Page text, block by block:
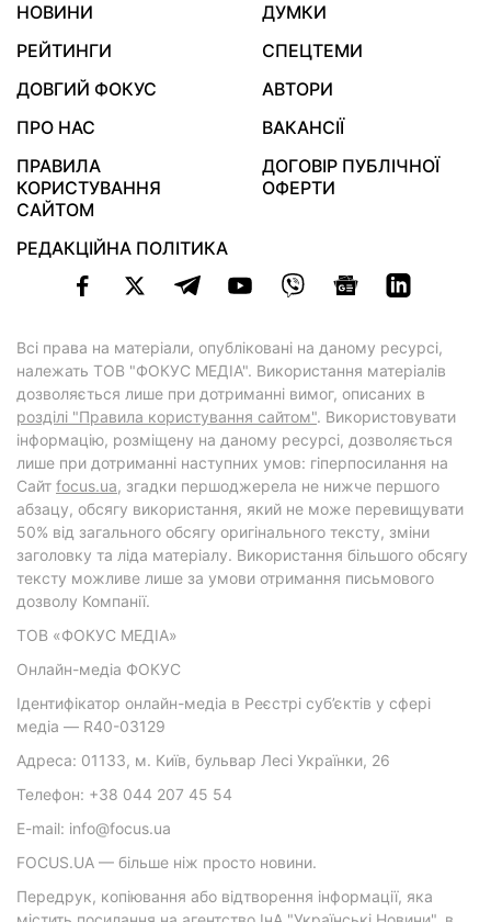
НОВИНИ
ДУМКИ
РЕЙТИНГИ
СПЕЦТЕМИ
ДОВГИЙ ФОКУС
АВТОРИ
ПРО НАС
ВАКАНСІЇ
ПРАВИЛА
КОРИСТУВАННЯ
САЙТОМ
ДОГОВІР ПУБЛІЧНОЇ
ОФЕРТИ
РЕДАКЦІЙНА ПОЛІТИКА
Всі права на матеріали, опубліковані на даному ресурсі,
належать ТОВ "ФОКУС МЕДІА". Використання матеріалів
дозволяється лише при дотриманні вимог, описаних в
розділі "Правила користування сайтом". Використовувати
інформацію, розміщену на даному ресурсі, дозволяється
лише при дотриманні наступних умов: гіперпосилання на
Cайт focus.ua, згадки першоджерела не нижче першого
абзацу, обсягу використання, який не може перевищувати
50% від загального обсягу оригінального тексту, зміни
заголовку та ліда матеріалу. Використання більшого обсягу
тексту можливе лише за умови отримання письмового
дозволу Компанії.
ТОВ «ФОКУС МЕДІА»
Онлайн-медіа ФОКУС
Ідентифікатор онлайн-медіа в Реєстрі суб’єктів у сфері
медіа — R40-03129
Адреса: 01133, м. Київ, бульвар Лесі Українки, 26
Телефон: +38 044 207 45 54
E-mail: info@focus.ua
FOCUS.UA — більше ніж просто новини.
Передрук, копіювання або відтворення інформації, яка